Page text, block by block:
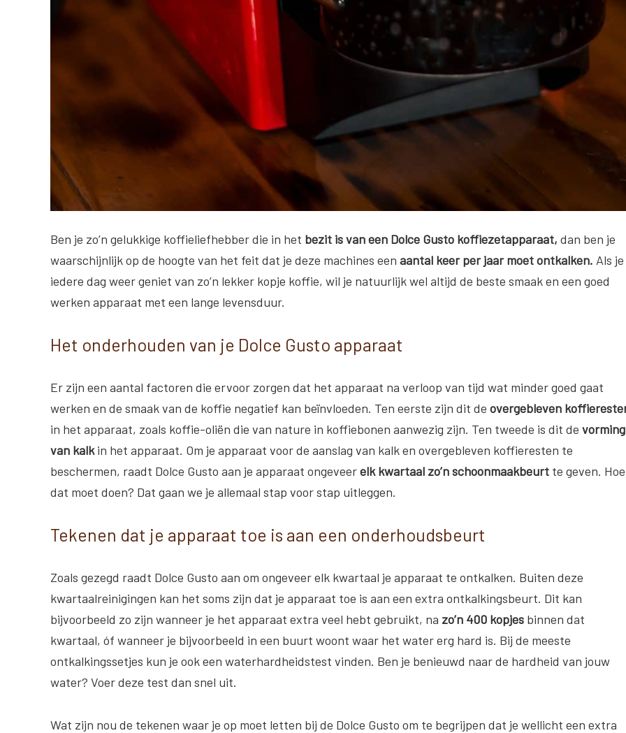
Ben je zo’n gelukkige koffieliefhebber die in het bezit is van een Dolce Gusto koffiezetapparaat, dan ben je
waarschijnlijk op de hoogte van het feit dat je deze machines een aantal keer per jaar moet ontkalken. Als je
iedere dag weer geniet van zo’n lekker kopje koffie, wil je natuurlijk wel altijd de beste smaak en een goed
werken apparaat met een lange levensduur.
Het onderhouden van je Dolce Gusto apparaat
Er zijn een aantal factoren die ervoor zorgen dat het apparaat na verloop van tijd wat minder goed gaat
werken en de smaak van de koffie negatief kan beïnvloeden. Ten eerste zijn dit de overgebleven
in het apparaat, zoals koffie-oliën die van nature in koffiebonen aanwezig zijn. Ten tweede is dit de vorming
van kalkin het apparaat. Om je apparaat voor de aanslag van kalk en overgebleven koffieresten te
beschermen, raadt Dolce Gusto aan je apparaat ongeveerelk kwartaal zo’n schoonmaakbeurt te geven.
dat moet doen? Dat gaan we je allemaal stap voor stap uitleggen.
Tekenen dat je apparaat toe is aan een onderhoudsbeurt
Zoals gezegd raadt Dolce Gusto aan om ongeveer elk kwartaal je apparaat te ontkalken. Buiten deze
kwartaalreinigingen kan het soms zijn dat je apparaat toe is aan een extra ontkalkingsbeurt. Dit kan
bijvoorbeeld zo zijn wanneer je het apparaat extra veel hebt gebruikt, na zo’n 400 kopjes binnen dat
kwartaal, óf wanneer je bijvoorbeeld in een buurt woont waar het water erg hard is. Bij de meeste
ontkalkingssetjes kun je ook een waterhardheidstest vinden. Ben je benieuwd naar de hardheid van jouw
water? Voer deze test dan snel uit.
Wat zijn nou de tekenen waar je op moet letten bij de Dolce Gusto om te begrijpen dat je wellicht een extra